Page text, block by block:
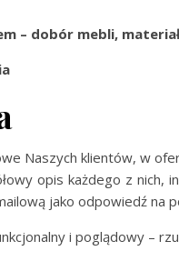
– dobór mebli,
Naszych klientów, w
opis każdego z nich,
jako odpowiedź na
i poglądowy –